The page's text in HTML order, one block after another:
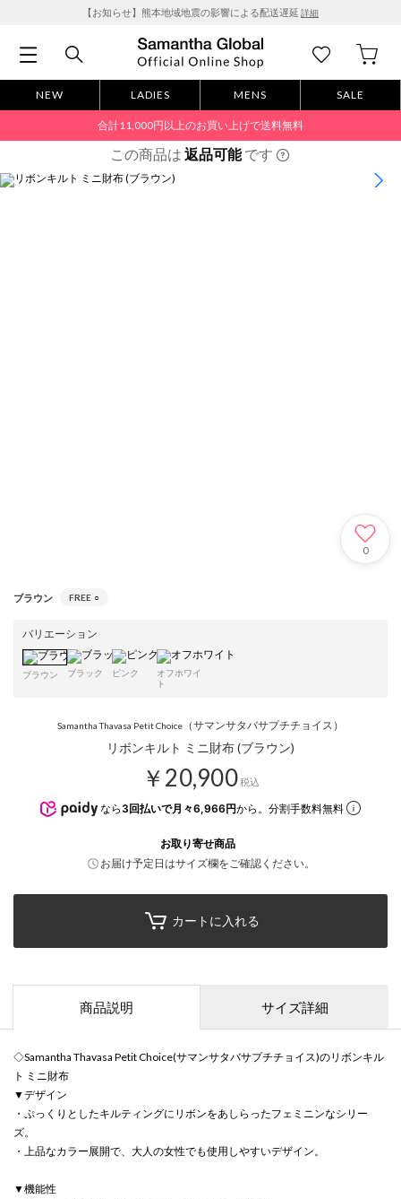
【お知らせ】熊本地域地震の影響による配送遅延 詳細
NEW LADIES MENS SALE
合計11,000円以上のお買い上げで送料無料
この商品は 返品可能です
1/14
0
ブラウン FREE ○
バリエーション
ブラウン ブラック ピンク
オフホワイ
ト
Samantha Thavasa Petit Choice （サマンサタバサプチチョイス）
リボンキルト ミニ財布 (ブラウン)
￥20,900税込
なら 3回払いで月々6,966円から。分割手数料無料
お取り寄せ商品
お届け予定日はサイズ欄をご確認ください。
カートに入れる
商品説明 サイズ詳細
◇Samantha Thavasa Petit Choice(サマンサタバサプチチョイス)のリボンキル
ト ミニ財布
▼デザイン
・ぷっくりとしたキルティングにリボンをあしらったフェミニンなシリー
ズ。
・上品なカラー展開で、大人の女性でも使用しやすいデザイン。
▼機能性